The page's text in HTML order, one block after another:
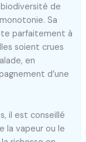
de
Sa
parfaitement à
soient crues
en
d’une
il est conseillé
la vapeur ou le